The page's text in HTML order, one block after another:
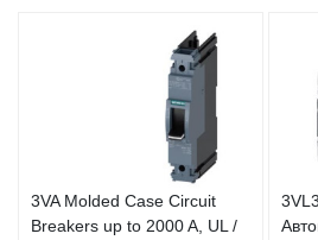
3VA Molded Case Circuit
Breakers up to 2000 A, UL /